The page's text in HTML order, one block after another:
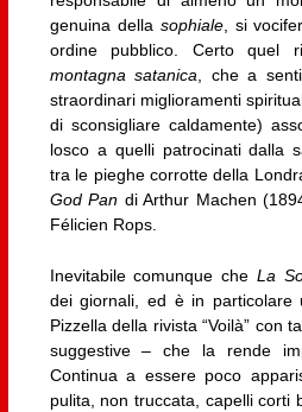
genuina della sophiale, si
ordine pubblico. Certo quel
montagna satanica , che a
straordinari miglioramenti
di sconsigliare caldamente)
losco a quelli patrocinati dalla
tra le pieghe corrotte della
God Pan di Arthur Machen
Félicien Rops.
Inevitabile comunque che La
dei giornali, ed è in particolare
Pizzella della rivista “Voilà” con
suggestive – che la rende
Continua a essere poco
pulita, non truccata, capelli corti